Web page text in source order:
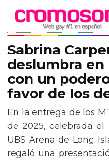
Sabrina
deslumbra en
con un
favor de los
En la entrega de los
de 2025, celebrada
UBS Arena de Long
regaló una